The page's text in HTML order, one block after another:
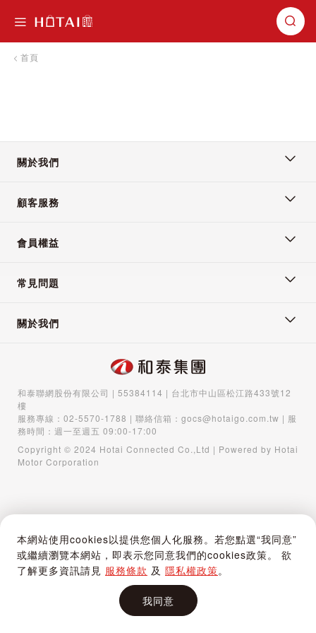
本網站使用cookies以提供您個人化服務。若您點選“我同意”
或繼續瀏覽本網站，即表示您同意我們的cookies政策。 欲
了解更多資訊請見 服務條款 及 隱私權政策。
我同意
購物車
首頁
關於我們
顧客服務
會員權益
常見問題
關於我們
和泰聯網股份有限公司 | 55384114 | 台北市中山區松江路433號12
樓
服務專線： 02-5570-1788 | 聯絡信箱： gocs@hotaigo.com.tw | 服
務時間：週一至週五 09:00-17:00
Copyright © 2024 Hotai Connected Co.,Ltd | Powered by Hotai
Motor Corporation